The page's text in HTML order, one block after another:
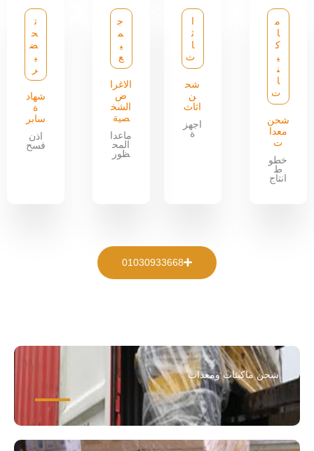
م
ا
ك
ي
ن
ا
ت
شحن
معدا
ت
خطو
ط
انتاج
ث
ا
ث
شح
ن
اثاث
اجهز
ة
ج
م
ي
ع
الاغرا
ض
الشخ
صية
ماعدا
المح
ظور
ت
ح
ض
ي
ر
شهاد
ة
سابر
اذن
فسح
01030933668
شحن ماكينات ومعدات